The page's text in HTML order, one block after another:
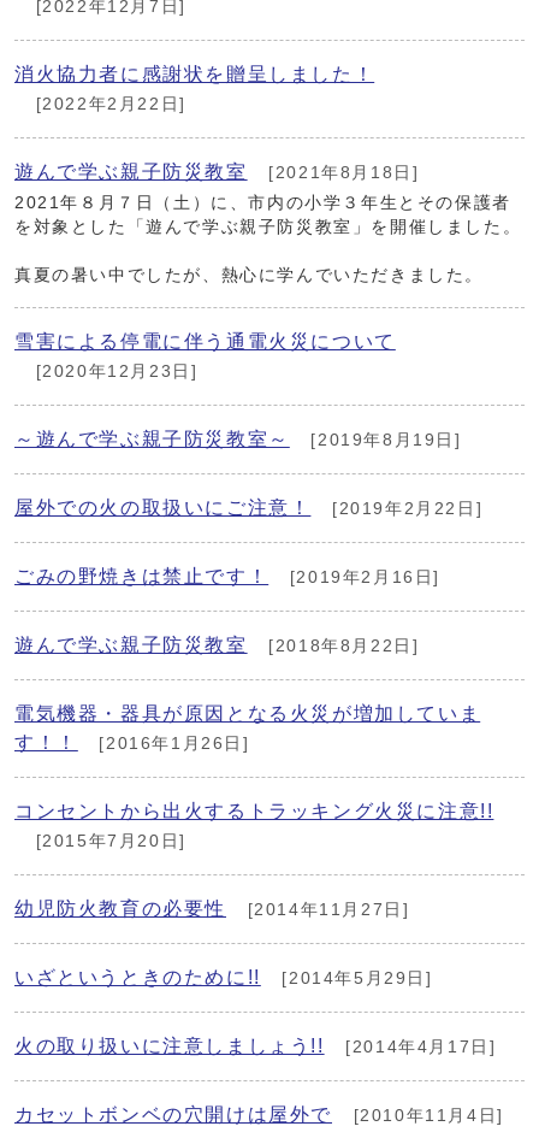
[2022年12月7日]
消火協力者に感謝状を贈呈しました！
[2022年2月22日]
遊んで学ぶ親子防災教室
[2021年8月18日]
2021年８月７日（土）に、市内の小学３年生とその保護者
を対象とした「遊んで学ぶ親子防災教室」を開催しました。
真夏の暑い中でしたが、熱心に学んでいただきました。
雪害による停電に伴う通電火災について
[2020年12月23日]
～遊んで学ぶ親子防災教室～ [2019年8月19日]
屋外での火の取扱いにご注意！ [2019年2月22日]
ごみの野焼きは禁止です！ [2019年2月16日]
遊んで学ぶ親子防災教室 [2018年8月22日]
電気機器・器具が原因となる火災が増加していま
す！！
[2016年1月26日]
コンセントから出火するトラッキング火災に注意!!
[2015年7月20日]
幼児防火教育の必要性 [2014年11月27日]
いざというときのために!! [2014年5月29日]
火の取り扱いに注意しましょう!! [2014年4月17日]
カセットボンベの穴開けは屋外で [2010年11月4日]